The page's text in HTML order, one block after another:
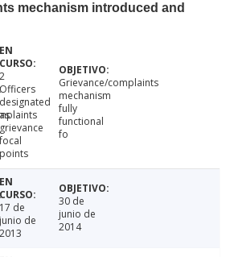
mechanism introduced and
2
designated
grievance
points
Grievance/complaints
mechanism
fully
functional
fo
17 de
junio de
2013
30 de
junio de
2014